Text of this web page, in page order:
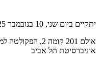
יתקיים ביום שני, 10 בנובמבר 2025 | בשעה 16:00
אולם 201 קומה
אוניברסיטת תל אביב